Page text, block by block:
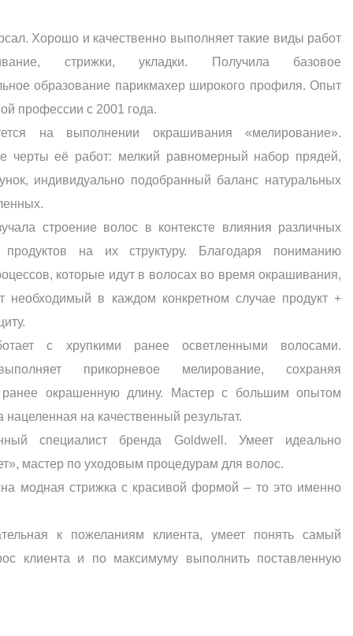
Хорошо и качественно выполняет такие виды работ
стрижки, укладки. Получила базовое
образование парикмахер широкого профиля. Опыт
профессии с 2001 года.
на выполнении окрашивания «мелирование».
черты её работ: мелкий равномерный набор прядей,
индивидуально подобранный баланс натуральных
строение волос в контексте влияния различных
продуктов на их структуру. Благодаря пониманию
которые идут в волосах во время окрашивания,
необходимый в каждом конкретном случае продукт +
с хрупкими ранее осветленными волосами.
прикорневое мелирование, сохраняя
ранее окрашенную длину. Мастер с большим опытом
нацеленная на качественный результат.
специалист бренда Goldwell. Умеет идеально
мастер по уходовым процедурам для волос.
модная стрижка с красивой формой – то это именно
к пожеланиям клиента, умеет понять самый
клиента и по максимуму выполнить поставленную